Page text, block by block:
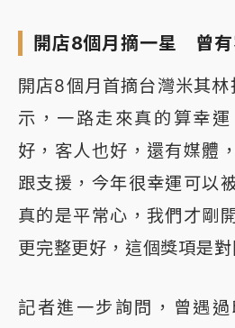
開店8個月摘一星 曾有
開店8個月首摘台灣米其
示，一路走來真的算幸
好，客人也好，還有媒體
跟支援，今年很幸運可以
真的是平常心，我們才剛
更完整更好，這個獎項是對
記者進一步詢問，曾遇